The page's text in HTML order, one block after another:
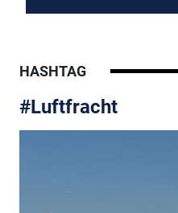
HASHTAG
#Luftfracht